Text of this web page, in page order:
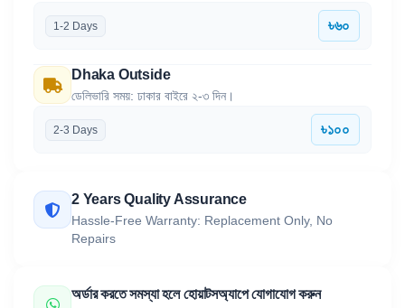
1-2 Days ৳৬০
Dhaka Outside
ডেলিভারি সময়: ঢাকার বাইরে ২-৩ দিন।
2-3 Days ৳১০০
2 Years Quality Assurance
Hassle-Free Warranty: Replacement Only, No
Repairs
অর্ডার করতে সমস্যা হলে হোয়াটসঅ্যাপে যোগাযোগ করুন